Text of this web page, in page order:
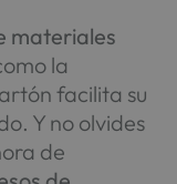
materiales
la
facilita su
Y no olvides
de